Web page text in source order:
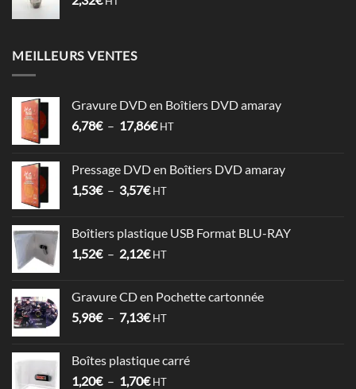
MEILLEURS VENTES
Gravure DVD en Boîtiers DVD amaray
6,78€ – 17,86€Plage
6,78€
à
HT
Pressage DVD en Boîtiers DVD amaray
1,53€ – 3,57€Plage
1,53€
à
HT
Boîtiers plastique USB Format BLU-RAY
1,52€ – 2,12€Plage
1,52€
à
HT
Gravure CD en Pochette cartonnée
5,98€ – 7,13€Plage
5,98€
à
HT
Boîtes plastique carré
1,20€ – 1,70€Plage
HT